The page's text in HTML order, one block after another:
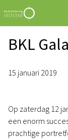
BKL
15 januari 2019
Op zaterdag 12
een enorm
prachtige